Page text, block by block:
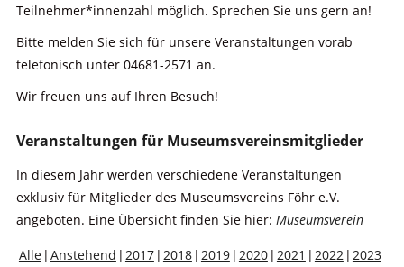
Teilnehmer*innenzahl möglich. Sprechen Sie uns gern an!
Bitte melden Sie sich für unsere Veranstaltungen vorab
telefonisch unter 04681-2571 an.
Wir freuen uns auf Ihren Besuch!
Veranstaltungen für Museumsvereinsmitglieder
In diesem Jahr werden verschiedene Veranstaltungen
exklusiv für Mitglieder des Museumsvereins Föhr e.V.
angeboten. Eine Übersicht finden Sie hier: Museumsverein
Alle Anstehend 2017 2018 2019 2020 2021 2022
2023